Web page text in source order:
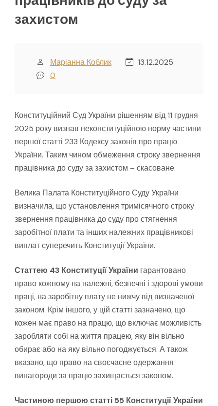
захистом
Маріанна Коблик
13.12.2025
0
Конституційний Суд України рішенням від 11 грудня
2025 року визнав неконституційною норму частини
першої статті 233 Кодексу законів про працю
України. Таким чином обмеження строку звернення
працівника до суду за захистом – скасоване.
Велика Палата Конституційного Суду України
визначила, що установлення тримісячного строку
звернення працівника до суду про стягнення
заробітної плати та інших належних працівникові
виплат суперечить Конституції України.
Статтею 43 Конституції України гарантовано
право кожному на належні, безпечні і здорові умови
праці, на заробітну плату не нижчу від визначеної
законом. Крім іншого, у цій статті зазначено, що
кожен має право на працю, що включає можливість
заробляти собі на життя працею, яку він вільно
обирає або на яку вільно погоджується. А також
вказано, що право на своєчасне одержання
винагороди за працю захищається законом.
Частиною першою статті 55 Конституції України